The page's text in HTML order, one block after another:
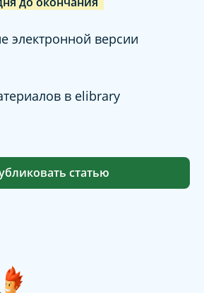
электронной версии
в elibrary
статью